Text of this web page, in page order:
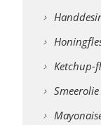
Ketchup-